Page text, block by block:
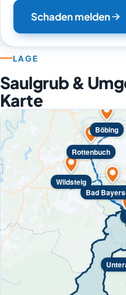
Schaden melden
LAGE
Saulgrub &
Karte
Bad
Wildsteig
Rottenbuch
Böbing